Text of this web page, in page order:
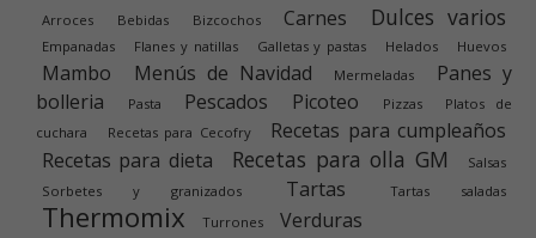
Arroces Bebidas Bizcochos Carnes Dulces varios
Empanadas Flanes y natillas Galletas y pastas Helados Huevos
Mambo Menús de Navidad Mermeladas
Panes y
bolleria
Pasta Pescados Picoteo Pizzas
Platos de
cuchara
Recetas para Cecofry
Recetas para cumpleaños
Recetas para dieta
Recetas para olla GM
Salsas
Sorbetes y granizados
Tartas Tartas saladas
Thermomix Turrones Verduras